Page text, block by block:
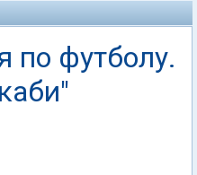
по футболу.